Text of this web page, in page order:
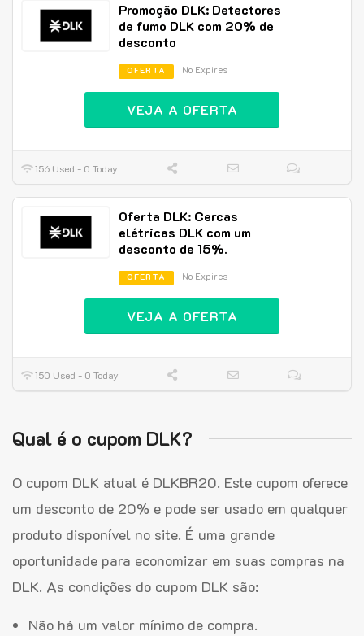
Promoção DLK: Detectores
de fumo DLK com 20% de
desconto
OFERTA No Expires
VEJA A OFERTA
156 Used - 0 Today
Oferta DLK: Cercas
elétricas DLK com um
desconto de 15%.
OFERTA No Expires
VEJA A OFERTA
150 Used - 0 Today
Qual é o cupom DLK?
O cupom DLK atual é DLKBR20. Este cupom oferece
um desconto de 20% e pode ser usado em qualquer
produto disponível no site. É uma grande
oportunidade para economizar em suas compras na
DLK. As condições do cupom DLK são:
Não há um valor mínimo de compra.